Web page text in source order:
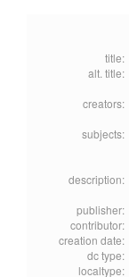
title:
alt. title:
creators:
subjects:
description:
publisher:
contributor:
creation date:
dc type:
localtype: